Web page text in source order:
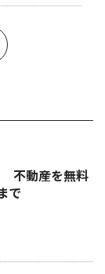
不動産を無料
で